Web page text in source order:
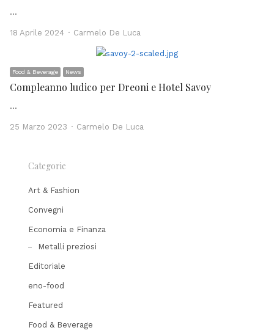
…
18 Aprile 2024 Author
Carmelo De Luca
Food & Beverage News
Compleanno ludico per Dreoni e Hotel Savoy
…
25 Marzo 2023 Author
Carmelo De Luca
Categorie
Art & Fashion
Convegni
Economia e Finanza
Metalli preziosi
Editoriale
eno-food
Featured
Food & Beverage